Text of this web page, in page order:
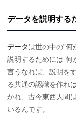
データを説明する
データは世の中の”
説明するためには”何
言うなれば、説明を
る共通の認識を作れ
かれ、古今東西人間
いるんです。